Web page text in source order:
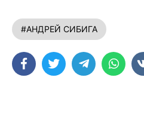
#АНДРЕЙ СИБИГА